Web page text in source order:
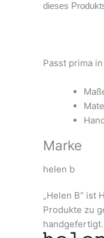
dieses
Passt prima
Marke
helen b
„Helen B“ ist
Produkte zu